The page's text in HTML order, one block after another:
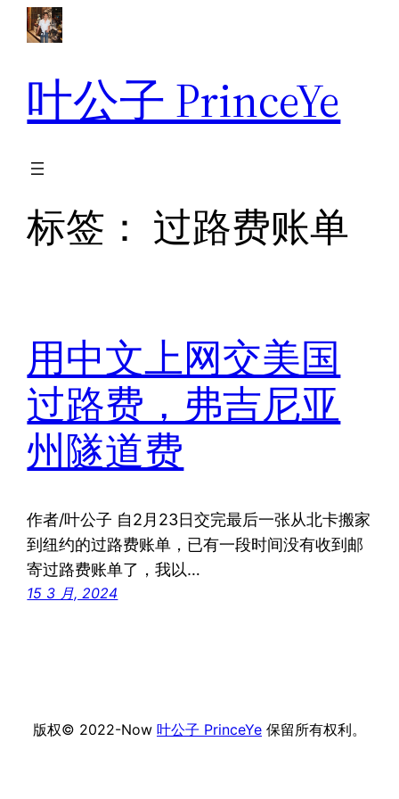
叶公子 PrinceYe
标签： 过路费账单
用中文上网交美国
过路费，弗吉尼亚
州隧道费
作者/叶公子 自2月23日交完最后一张从北卡搬家
到纽约的过路费账单，已有一段时间没有收到邮
寄过路费账单了，我以…
15 3 月, 2024
版权© 2022-Now 叶公子 PrinceYe 保留所有权利。